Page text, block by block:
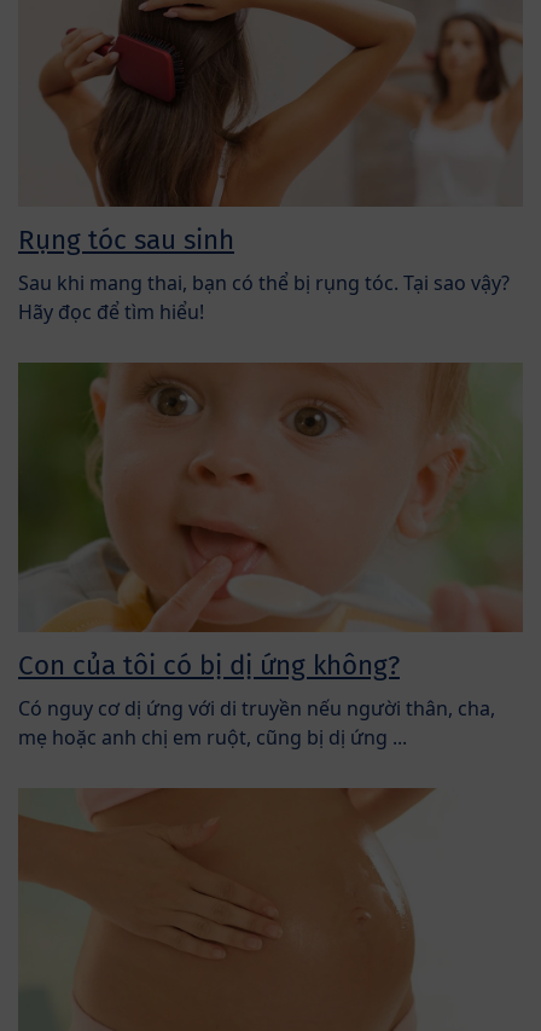
Rụng tóc sau sinh
Sau khi mang thai, bạn có thể bị rụng tóc. Tại sao vậy?
Hãy đọc để tìm hiểu!
Con của tôi có bị dị ứng không?
Có nguy cơ dị ứng với di truyền nếu người thân, cha,
mẹ hoặc anh chị em ruột, cũng bị dị ứng ...